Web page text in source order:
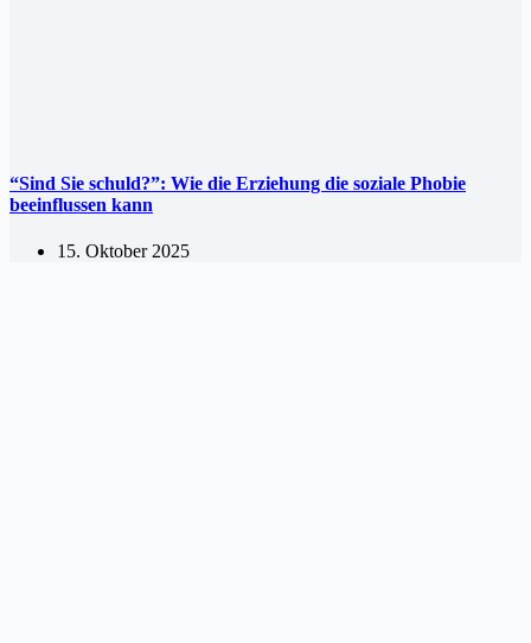
“Sind Sie schuld?”: Wie die Erziehung die soziale Phobie
beeinflussen kann
15. Oktober 2025